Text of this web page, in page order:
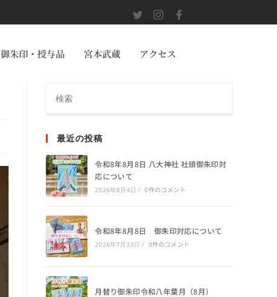
御朱印・授与品 宮本武蔵 アクセス
最近の投稿
令和8年8月8日 八大神社 社頭御朱印対
応について
2026年8月4日 / 0件のコメント
令和8年8月8日 御朱印対応について
2026年7月23日 / 0件のコメント
月替り御朱印令和八年葉月（8月）